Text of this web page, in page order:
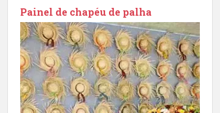
Painel de chapéu de palha